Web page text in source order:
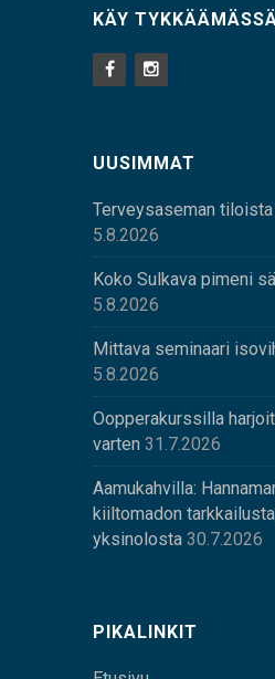
KÄY
UUSIMMAT
Terveysaseman
5.8.2026
Koko Sulkava pimeni
5.8.2026
Mittava seminaari
5.8.2026
Oopperakurssilla
varten 31.7.2026
Aamukahvilla:
kiiltomadon
yksinolosta 30.7.2026
PIKALINKIT